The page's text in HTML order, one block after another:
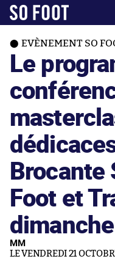
EVÈNEMENT SO
Le
Brocante
Foot et
MM
LE VENDREDI 21